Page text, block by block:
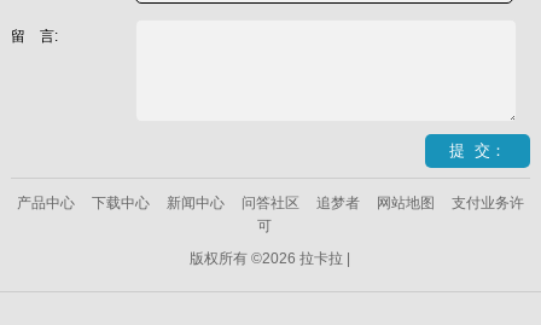
留 言:
产品中心 下载中心 新闻中心 问答社区 追梦者 网站地图
支付业务许
可
版权所有 ©2026 拉卡拉 |